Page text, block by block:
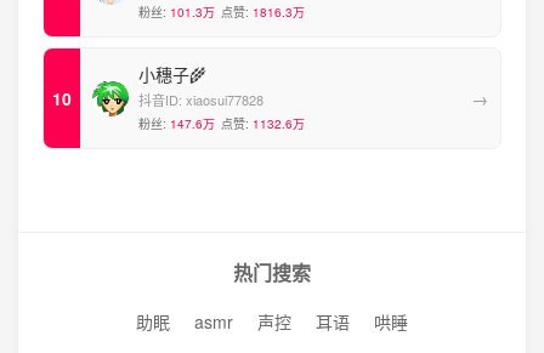
粉丝: 101.3万 点赞: 1816.3万
小穗子🌾
抖音ID: xiaosui77828
粉丝: 147.6万 点赞: 1132.6万
→
热门搜索
助眠 asmr 声控 耳语 哄睡